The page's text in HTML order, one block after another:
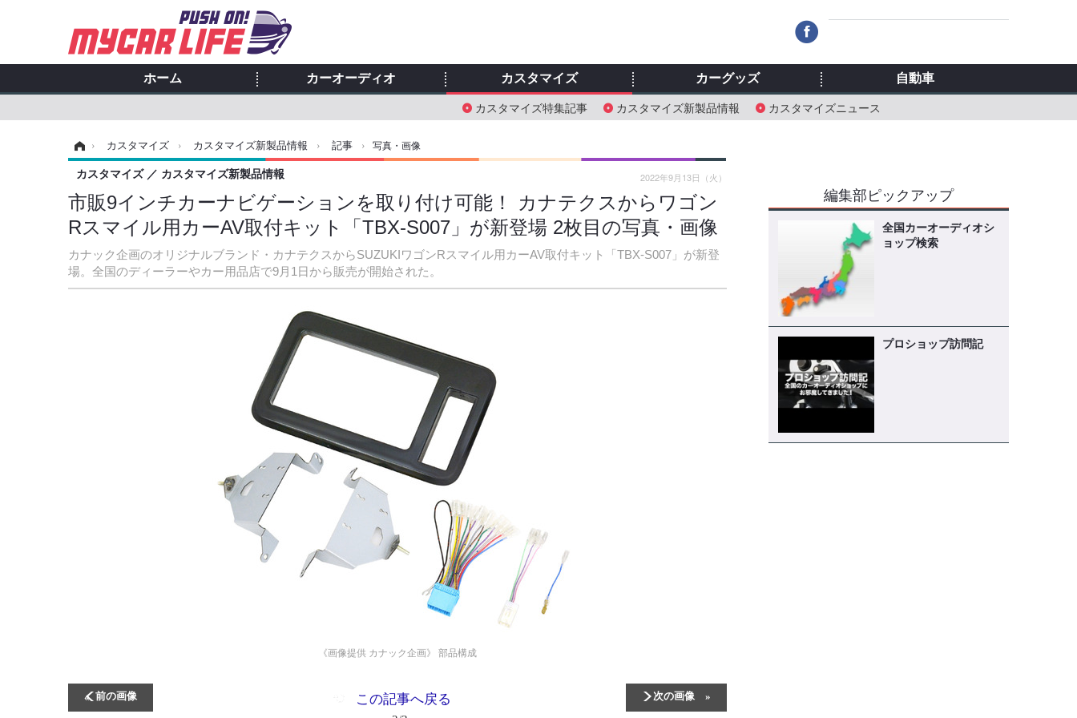
ホーム カーオーディオ カスタマイズ
カスタマイズ特集記事 カスタマイズ新製品情報 カスタマイズニュース
カーグッズ 自動車
› カスタマイズ › カスタマイズ新製品情報 › 記事 › 写真・画像
市販9インチカーナビゲーションを取り付け可能！ カナテクスからワゴン
Rスマイル用カーAV取付キット「TBX-S007」が新登場 2枚目の写真・画像
カナック企画のオリジナルブランド・カナテクスからSUZUKIワゴンRスマイル用カーAV取付キット「TBX-S007」が新登
場。全国のディーラーやカー用品店で9月1日から販売が開始された。
カスタマイズ カスタマイズ新製品情報 2022年9月13日（火）
《画像提供 カナック企画》 部品構成
前の画像 次の画像
この記事へ戻る
編集部ピックアップ
全国カーオーディオシ
ョップ検索
プロショップ訪問記